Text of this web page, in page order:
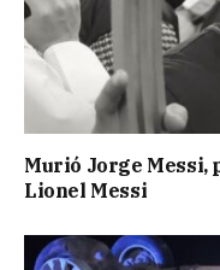
Murió Jorge Messi,
Lionel Messi